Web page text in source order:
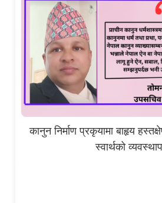
कानुन निर्माण प्रकृयामा बाहृय
स्वार्थको